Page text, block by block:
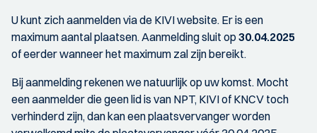
U kunt zich aanmelden via de KIVI website. Er is een
maximum aantal plaatsen. Aanmelding sluit op 30.04.2025
of eerder wanneer het maximum zal zijn bereikt.
Bij aanmelding rekenen we natuurlijk op uw komst. Mocht
een aanmelder die geen lid is van NPT, KIVI of KNCV toch
verhinderd zijn, dan kan een plaatsvervanger worden